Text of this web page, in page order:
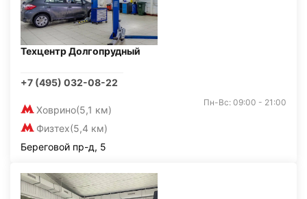
Техцентр Долгопрудный
+7 (495) 032-08-22
Ховрино(5,1 км)
Физтех(5,4 км)
Пн-Вс: 09:00 - 21:00
Береговой пр-д, 5